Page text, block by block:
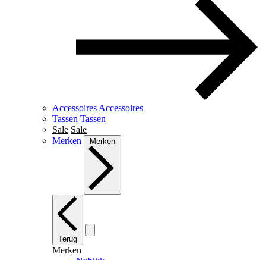
Accessoires Accessoires
Tassen Tassen
Sale Sale
Merken
Merken
Terug
Merken